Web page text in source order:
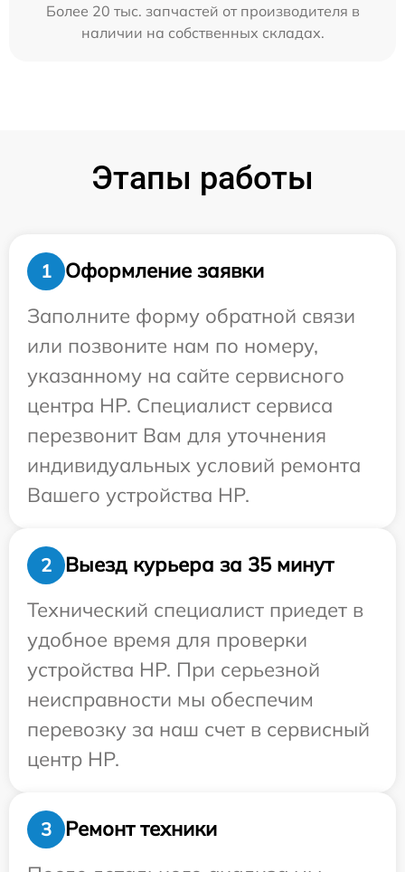
Более 20 тыс. запчастей от производителя в
наличии на собственных складах.
Этапы работы
1
Оформление заявки
Заполните форму обратной связи
или позвоните нам по номеру,
указанному на сайте сервисного
центра HP. Специалист сервиса
перезвонит Вам для уточнения
индивидуальных условий ремонта
Вашего устройства HP.
2
Выезд курьера за 35 минут
Технический специалист приедет в
удобное время для проверки
устройства HP. При серьезной
неисправности мы обеспечим
перевозку за наш счет в сервисный
центр HP.
3
Ремонт техники